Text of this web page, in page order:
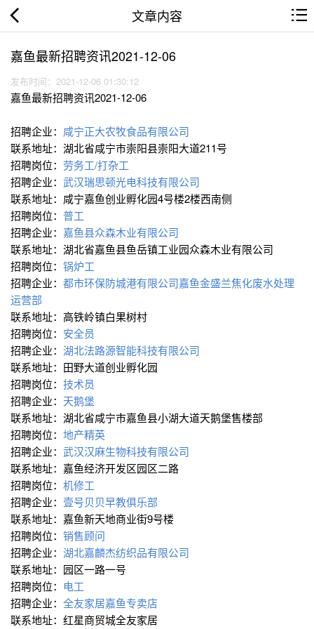
文章内容
嘉鱼最新招聘资讯2021-12-06
发布时间：2021-12-06 01:30:12
嘉鱼最新招聘资讯2021-12-06
招聘企业： 咸宁正大农牧食品有限公司
联系地址：湖北省咸宁市崇阳县崇阳大道211号
招聘岗位： 劳务工/打杂工
招聘企业： 武汉瑞思顿光电科技有限公司
联系地址：咸宁嘉鱼创业孵化园4号楼2楼西南侧
招聘岗位： 普工
招聘企业： 嘉鱼县众森木业有限公司
联系地址：湖北省嘉鱼县鱼岳镇工业园众森木业有限公司
招聘岗位： 锅炉工
招聘企业： 都市环保防城港有限公司嘉鱼金盛兰焦化废水处理
运营部
联系地址：高铁岭镇白果树村
招聘岗位： 安全员
招聘企业： 湖北法路源智能科技有限公司
联系地址：田野大道创业孵化园
招聘岗位： 技术员
招聘企业： 天鹅堡
联系地址：湖北省咸宁市嘉鱼县小湖大道天鹅堡售楼部
招聘岗位： 地产精英
招聘企业： 武汉汉麻生物科技有限公司
联系地址：嘉鱼经济开发区园区二路
招聘岗位： 机修工
招聘企业： 壹号贝贝早教俱乐部
联系地址：嘉鱼新天地商业街9号楼
招聘岗位： 销售顾问
招聘企业： 湖北嘉麟杰纺织品有限公司
联系地址：园区一路一号
招聘岗位： 电工
招聘企业： 全友家居嘉鱼专卖店
联系地址：红星商贸城全友家居